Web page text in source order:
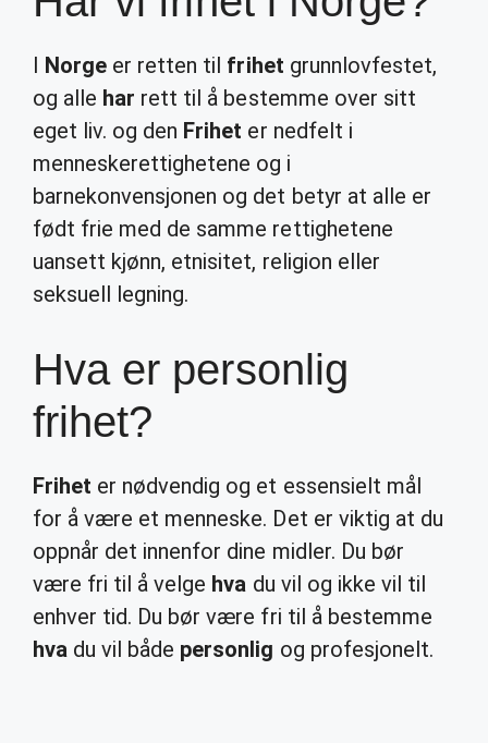
I Norge er retten til frihet grunnlovfestet,
og alle har rett til å bestemme over sitt
eget liv. og den Frihet er nedfelt i
menneskerettighetene og i
barnekonvensjonen og det betyr at alle er
født frie med de samme rettighetene
uansett kjønn, etnisitet, religion eller
seksuell legning.
Hva er personlig
frihet?
Frihet er nødvendig og et essensielt mål
for å være et menneske. Det er viktig at du
oppnår det innenfor dine midler. Du bør
være fri til å velge hva du vil og ikke vil til
enhver tid. Du bør være fri til å bestemme
hva du vil både personlig og profesjonelt.